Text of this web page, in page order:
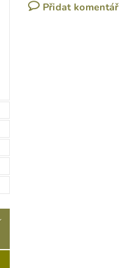
Přidat komentář